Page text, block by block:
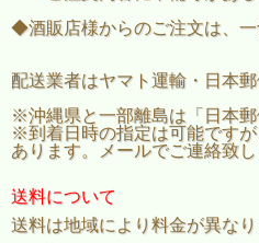
◆酒販店様からのご注文は、一
配送業者はヤマト運輸・日本郵
※沖縄県と一部離島は「日本郵
※到着日時の指定は可能です
あります。メールでご連絡致し
送料について
送料は地域により料金が異なり